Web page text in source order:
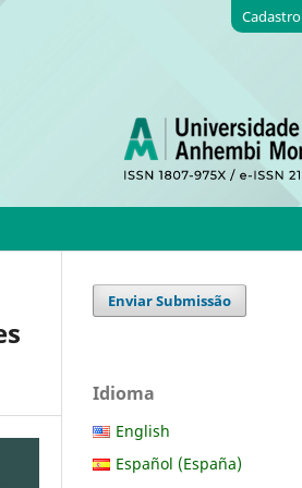
Cadastro
Enviar Submissão
Idioma
English
Español (España)